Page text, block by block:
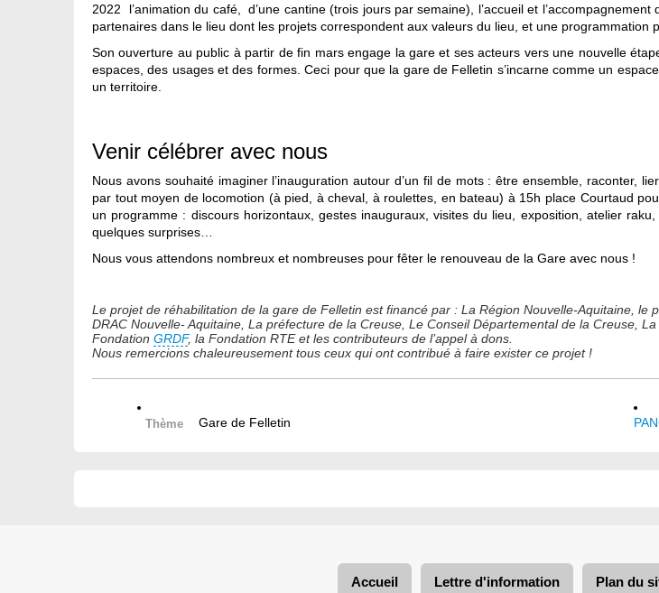
2022 l’animation du café, d’une cantine (trois jours par semaine), l’accueil et l’accompagnement
partenaires dans le lieu dont les projets correspondent aux valeurs du lieu, et une programmation
Son ouverture au public à partir de fin mars engage la gare et ses acteurs vers une nouvelle
espaces, des usages et des formes. Ceci pour que la gare de Felletin s’incarne comme un
un territoire.
Venir célébrer avec nous
Nous avons souhaité imaginer l’inauguration autour d’un fil de mots : être ensemble, raconter,
par tout moyen de locomotion (à pied, à cheval, à roulettes, en bateau) à 15h place Courtaud
un programme : discours horizontaux, gestes inauguraux, visites du lieu, exposition, atelier
quelques surprises…
Nous vous attendons nombreux et nombreuses pour fêter le renouveau de la Gare avec nous !
Le projet de réhabilitation de la gare de Felletin est financé par : La Région Nouvelle-Aquitaine, le
DRAC Nouvelle- Aquitaine, La préfecture de la Creuse, Le Conseil Départemental de la Creuse,
Fondation GRDF, la Fondation RTE et les contributeurs de l’appel à dons.
Nous remercions chaleureusement tous ceux qui ont contribué à faire exister ce projet !
Thème Gare de Felletin
Accueil Lettre d'information Plan du